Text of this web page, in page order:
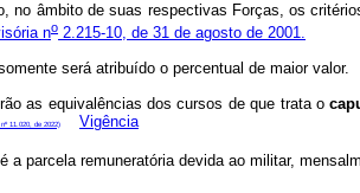
no âmbito de suas respectivas Forças, os
no 2.215-10, de 31 de agosto de 2001.
será atribuído o percentual de maior
as equivalências dos cursos de que trata o
11.020, de 2022) Vigência
a parcela remuneratória devida ao militar,